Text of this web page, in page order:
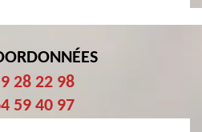
28 22 98
59 40 97